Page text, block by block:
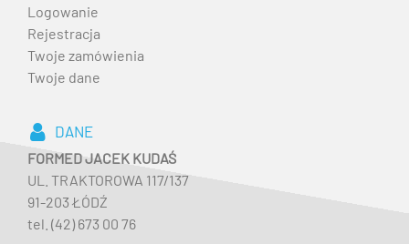
Logowanie
Rejestracja
Twoje zamówienia
Twoje dane
DANE
FORMED JACEK KUDAŚ
UL. TRAKTOROWA 117/137
91-203 ŁÓDŹ
tel. (42) 673 00 76